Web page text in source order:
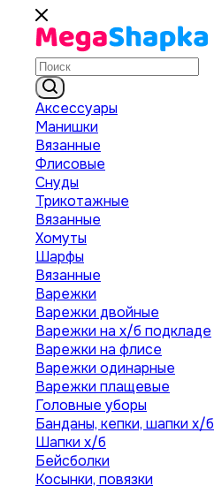
Аксессуары
Манишки
Вязанные
Флисовые
Снуды
Трикотажные
Вязанные
Хомуты
Шарфы
Вязанные
Варежки
Варежки двойные
Варежки на х/б подкладе
Варежки на флисе
Варежки одинарные
Варежки плащевые
Головные уборы
Банданы, кепки, шапки х/б
Шапки х/б
Бейсболки
Косынки, повязки